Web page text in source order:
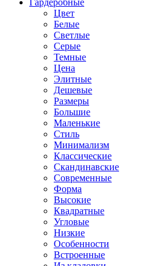
Гардеробные
Цвет
Белые
Светлые
Серые
Темные
Цена
Элитные
Дешевые
Размеры
Большие
Маленькие
Стиль
Минимализм
Классические
Скандинавские
Современные
Форма
Высокие
Квадратные
Угловые
Низкие
Особенности
Встроенные